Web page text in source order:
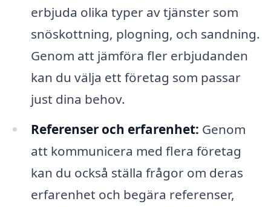
erbjuda olika typer av tjänster som
snöskottning, plogning, och sandning.
Genom att jämföra fler erbjudanden
kan du välja ett företag som passar
just dina behov.
Referenser och erfarenhet: Genom
att kommunicera med flera företag
kan du också ställa frågor om deras
erfarenhet och begära referenser,